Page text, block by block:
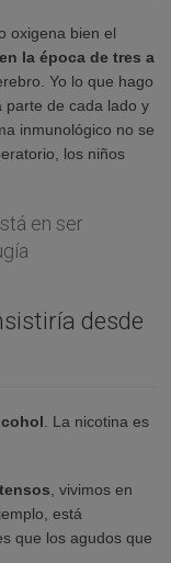
oxigena bien el
la época de tres a
Yo lo que hago
parte de cada lado y
inmunológico no se
los niños
en ser
desde
. La nicotina es
, vivimos en
está
que los agudos que